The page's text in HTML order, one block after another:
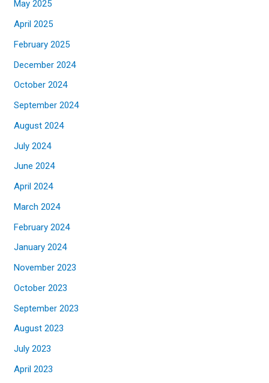
May 2025
April 2025
February 2025
December 2024
October 2024
September 2024
August 2024
July 2024
June 2024
April 2024
March 2024
February 2024
January 2024
November 2023
October 2023
September 2023
August 2023
July 2023
April 2023